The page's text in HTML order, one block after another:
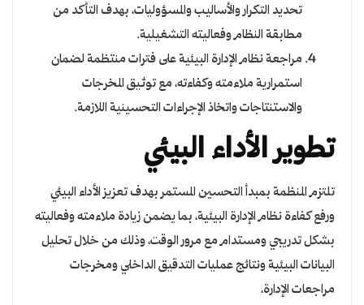
تحديد التكرار والأساليب والمسؤوليات، بهدف التأكد من
مطابقة النظام وفعاليته التشغيلية.
مراجعة نظام الإدارة البيئية على فترات منتظمة لضمان
استمرارية ملاءمته وكفاءته، مع توثيق المخرجات
والاستنتاجات واتخاذ الإجراءات التحسينية اللازمة.
تطوير الأداء البيئي
تلتزم المنظمة بمبدأ التحسين المستمر بهدف تعزيز الأداء البيئي
ورفع كفاءة نظام الإدارة البيئية، بما يضمن زيادة ملاءمته وفعاليته
بشكل تدريجي ومستدام مع مرور الوقت، وذلك من خلال تحليل
البيانات البيئية ونتائج عمليات التدقيق الداخلي ومخرجات
مراجعات الإدارة،